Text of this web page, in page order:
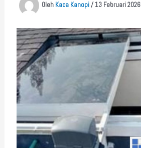
Oleh Kaca Kanopi/13 Februari 2026